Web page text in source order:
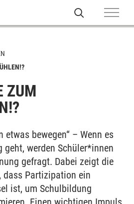
ZUM
etwas bewegen“ – Wenn es
geht, werden Schüler*innen
gefragt. Dabei zeigt die
dass Partizipation ein
ist, um Schulbildung